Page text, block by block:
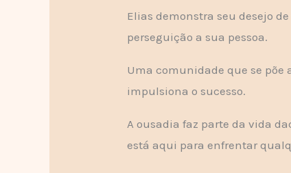
Elias demonstra seu desejo
perseguição a sua pessoa.
Uma comunidade que se põe
impulsiona o sucesso.
A ousadia faz parte da vida
está aqui para enfrentar